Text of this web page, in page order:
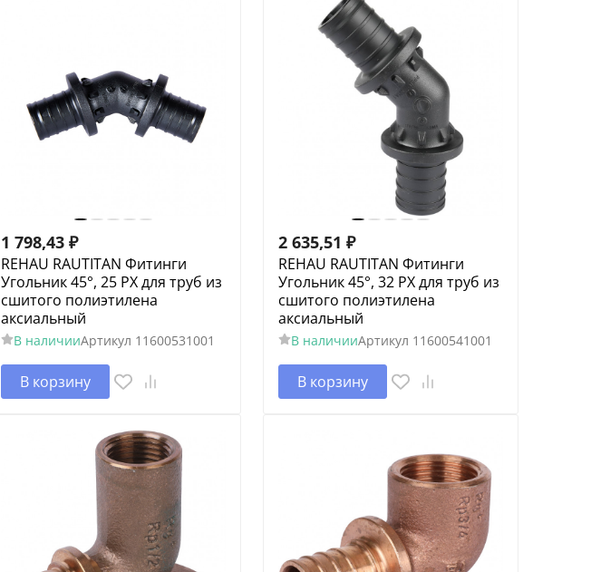
1 798,43 ₽
REHAU RAUTITAN Фитинги
Угольник 45°, 25 PX для труб из
сшитого полиэтилена
аксиальный
В наличииАртикул 11600531001
В корзину
2 635,51 ₽
REHAU RAUTITAN Фитинги
Угольник 45°, 32 PX для труб из
сшитого полиэтилена
аксиальный
В наличииАртикул 11600541001
В корзину